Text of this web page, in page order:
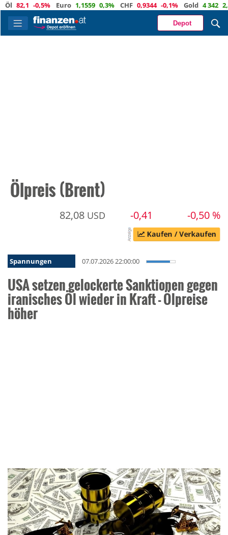
-0,5% Euro 1,1559 0,3% CHF 0,9344 -0,1% Gold 4 342 2,4%
Depot
Ölpreis (Brent)
82,08 USD -0,41 -0,50 %
Spannungen 07.07.2026 22:00:00
USA setzen gelockerte Sanktionen gegen
iranisches Öl wieder in Kraft - Ölpreise
höher